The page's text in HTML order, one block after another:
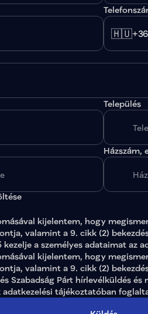
🇭🇺+36
Település
Házszám,
kijelentem, hogy
valamint a 9. cikk (2)
a személyes adataimat az
kijelentem, hogy
valamint a 9. cikk (2)
Szabadság Párt hírlevélküldés
adatkezelési tájékoztatóban